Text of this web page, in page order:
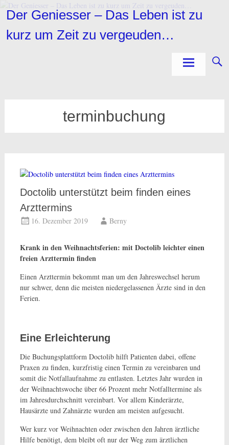
Zum
InhaltDer Geniesser – Das Leben ist zu
kurz um Zeit zu vergeuden…
terminbuchung
Doctolib unterstützt beim finden eines
Arzttermins
16. Dezember 2019 Berny
Krank in den Weihnachtsferien: mit Doctolib leichter einen
freien Arzttermin finden
Einen Arzttermin bekommt man um den Jahreswechsel herum
nur schwer, denn die meisten niedergelassenen Ärzte sind in den
Ferien.
Eine Erleichterung
Die Buchungsplattform Doctolib hilft Patienten dabei, offene
Praxen zu finden, kurzfristig einen Termin zu vereinbaren und
somit die Notfallaufnahme zu entlasten. Letztes Jahr wurden in
der Weihnachtswoche über 66 Prozent mehr Notfalltermine als
im Jahresdurchschnitt vereinbart. Vor allem Kinderärzte,
Hausärzte und Zahnärzte wurden am meisten aufgesucht.
Wer kurz vor Weihnachten oder zwischen den Jahren ärztliche
Hilfe benötigt, dem bleibt oft nur der Weg zum ärztlichen